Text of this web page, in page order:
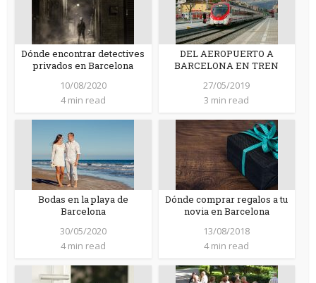
Dónde encontrar detectives
privados en Barcelona
10/08/2020
4 min read
DEL AEROPUERTO A
BARCELONA EN TREN
27/05/2019
3 min read
Bodas en la playa de
Barcelona
30/05/2020
4 min read
Dónde comprar regalos a tu
novia en Barcelona
13/08/2018
4 min read